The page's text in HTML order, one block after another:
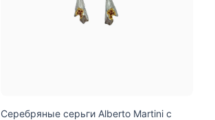
Серебряные серьги Alberto Martini с